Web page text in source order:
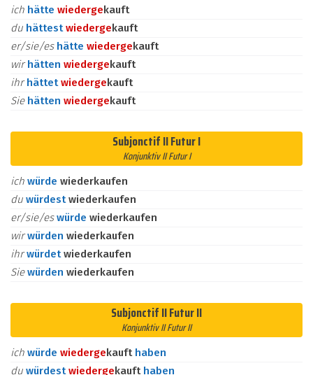
ich hätte wiedergekauft
du hättestwiedergekauft
er/sie/es hätte wiedergekauft
wirhätten wiedergekauft
ihrhättetwiedergekauft
Sie hätten wiedergekauft
Subjonctif II Futur I
Konjunktiv II Futur I
ich würde wiederkaufen
du würdestwiederkaufen
er/sie/eswürde wiederkaufen
wirwürden wiederkaufen
ihrwürdetwiederkaufen
Siewürden wiederkaufen
Subjonctif II Futur II
Konjunktiv II Futur II
ich würde wiedergekauft haben
du würdestwiedergekauft haben